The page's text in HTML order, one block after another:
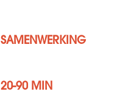
SAMENWERKING
20-90 MIN